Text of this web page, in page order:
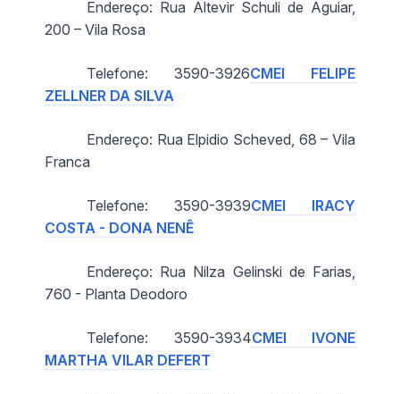
Endereço: Rua Altevir Schuli de Aguiar,
200 – Vila Rosa
Telefone: 3590-3926CMEI FELIPE
ZELLNER DA SILVA
Endereço: Rua Elpidio Scheved, 68 – Vila
Franca
Telefone: 3590-3939CMEI IRACY
COSTA - DONA NENÊ
Endereço: Rua Nilza Gelinski de Farias,
760 - Planta Deodoro
Telefone: 3590-3934CMEI IVONE
MARTHA VILAR DEFERT